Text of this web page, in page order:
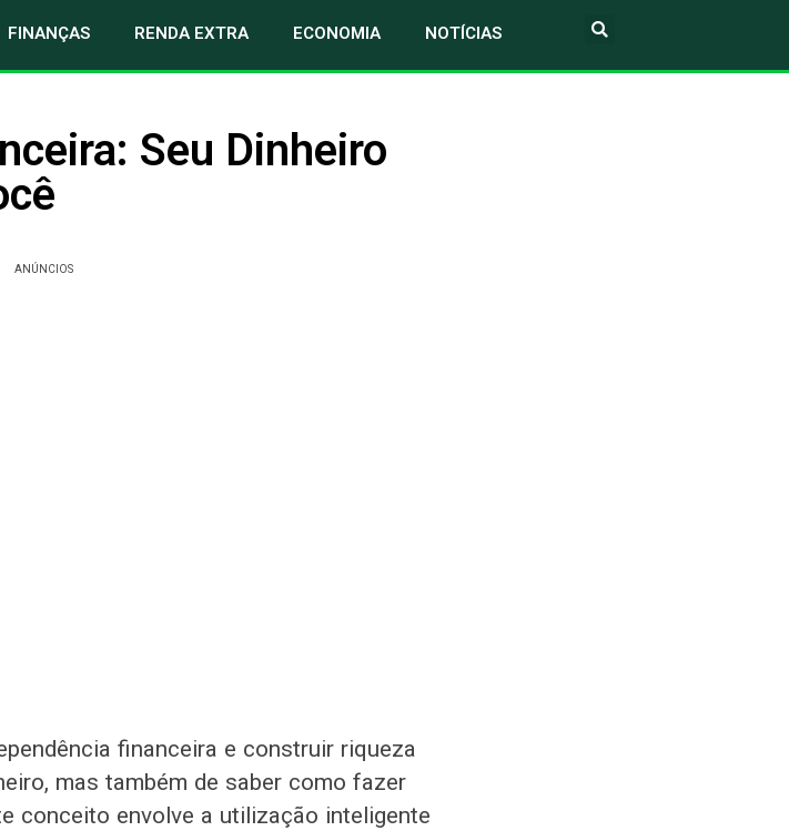
FINANÇAS RENDA EXTRA ECONOMIA NOTÍCIAS
Seu Dinheiro
ANÚNCIOS
financeira e construir riqueza
mas também de saber como fazer
conceito envolve a utilização inteligente